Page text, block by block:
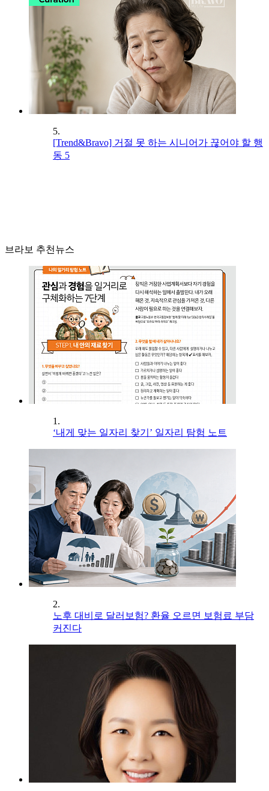
5.
[Trend&Bravo] 거절 못 하는 시니어가 끊어야 할 행
동 5
브라보 추천뉴스
1.
‘내게 맞는 일자리 찾기’ 일자리 탐험 노트
2.
노후 대비로 달러보험? 환율 오르면 보험료 부담
커진다